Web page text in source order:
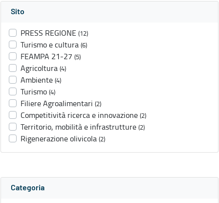
Sito
PRESS REGIONE (12)
Turismo e cultura (6)
FEAMPA 21-27 (5)
Agricoltura (4)
Ambiente (4)
Turismo (4)
Filiere Agroalimentari (2)
Competitività ricerca e innovazione (2)
Territorio, mobilità e infrastrutture (2)
Rigenerazione olivicola (2)
Categoria